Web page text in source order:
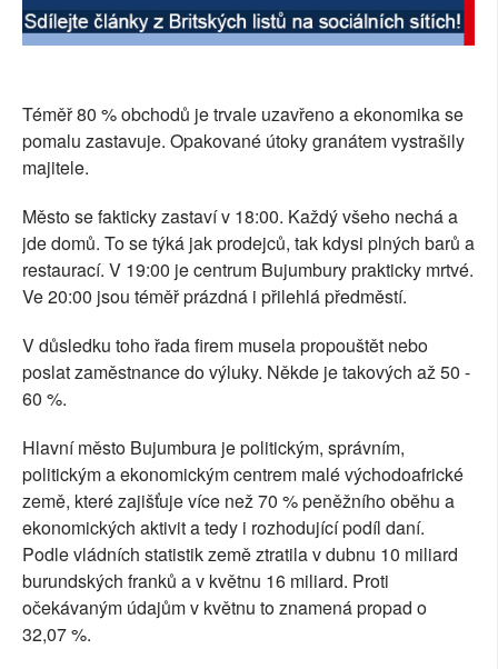
Téměř 80 % obchodů je trvale uzavřeno a ekonomika se
pomalu zastavuje. Opakované útoky granátem vystrašily
majitele.
Město se fakticky zastaví v 18:00. Každý všeho nechá a
jde domů. To se týká jak prodejců, tak kdysi plných barů a
restaurací. V 19:00 je centrum Bujumbury prakticky mrtvé.
Ve 20:00 jsou téměř prázdná i přilehlá předměstí.
V důsledku toho řada firem musela propouštět nebo
poslat zaměstnance do výluky. Někde je takových až 50 -
60 %.
Hlavní město Bujumbura je politickým, správním,
politickým a ekonomickým centrem malé východoafrické
země, které zajišťuje více než 70 % peněžního oběhu a
ekonomických aktivit a tedy i rozhodující podíl daní.
Podle vládních statistik země ztratila v dubnu 10 miliard
burundských franků a v květnu 16 miliard. Proti
očekávaným údajům v květnu to znamená propad o
32,07 %.